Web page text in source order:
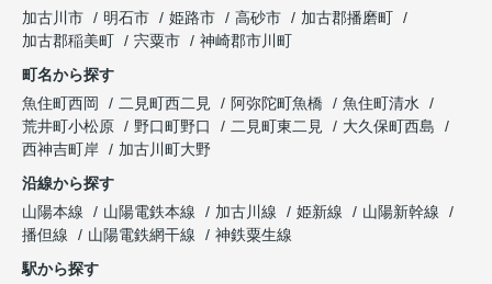
加古川市
明石市 姫路市 高砂市
加古郡播磨町
加古郡稲美町
宍粟市
神崎郡市川町
町名から探す
魚住町西岡
二見町西二見 阿弥陀町魚橋
魚住町清水
荒井町小松原
野口町野口 二見町東二見
大久保町西島
西神吉町岸
加古川町大野
沿線から探す
山陽本線
山陽電鉄本線 加古川線 姫新線
山陽新幹線
播但線
山陽電鉄網干線
神鉄粟生線
駅から探す